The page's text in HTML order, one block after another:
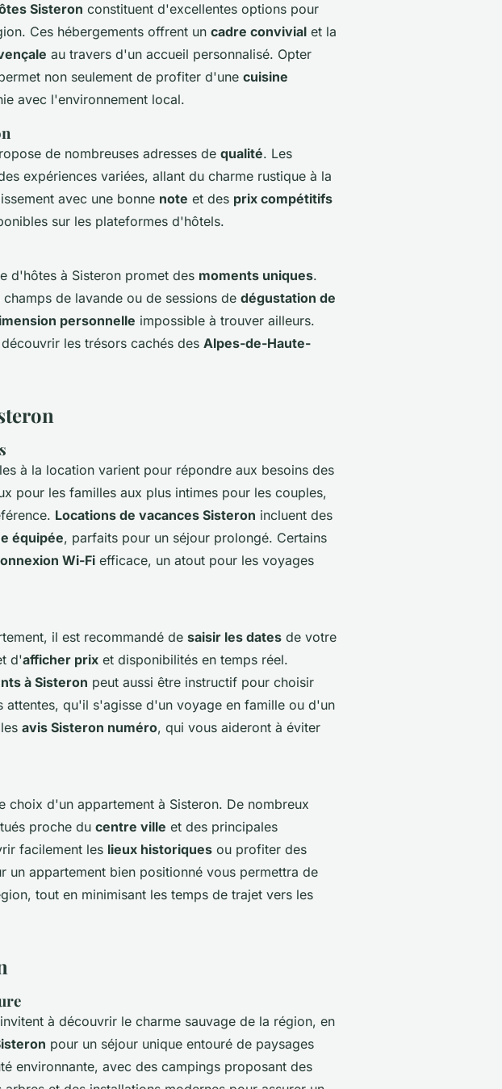
Sisteron constituent d'excellentes options pour
Ces hébergements offrent un cadre convivial et la
au travers d'un accueil personnalisé. Opter
non seulement de profiter d'une cuisine
avec l'environnement local.
de nombreuses adresses de qualité. Les
expériences variées, allant du charme rustique à la
avec une bonne note et des prix compétitifs
sur les plateformes d'hôtels.
d'hôtes à Sisteron promet des moments uniques.
de lavande ou de sessions de dégustation de
personnelle impossible à trouver ailleurs.
les trésors cachés des Alpes-de-Haute-
à la location varient pour répondre aux besoins des
pour les familles aux plus intimes pour les couples,
Locations de vacances Sisteron incluent des
équipée, parfaits pour un séjour prolongé. Certains
Wi-Fi efficace, un atout pour les voyages
il est recommandé de saisir les dates de votre
d'afficher prix et disponibilités en temps réel.
à Sisteron peut aussi être instructif pour choisir
qu'il s'agisse d'un voyage en famille ou d'un
avis Sisteron numéro, qui vous aideront à éviter
choix d'un appartement à Sisteron. De nombreux
proche du centre ville et des principales
facilement les lieux historiques ou profiter des
un appartement bien positionné vous permettra de
tout en minimisant les temps de trajet vers les
à découvrir le charme sauvage de la région, en
pour un séjour unique entouré de paysages
environnante, avec des campings proposant des